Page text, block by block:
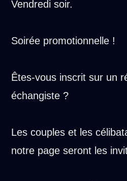
Vendredi soir.
Soirée promotionnelle !
Êtes-vous inscrit sur un
échangiste ?
Les couples et les
notre page seront les